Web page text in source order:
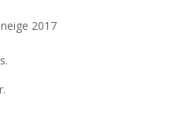
2017